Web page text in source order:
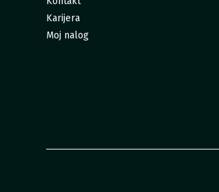
Karijera
Moj nalog